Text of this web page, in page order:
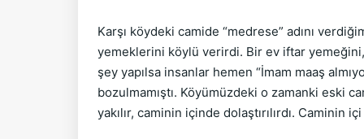
Karşı köydeki camide “medrese” adını
yemeklerini köylü verirdi. Bir ev iftar
şey yapılsa insanlar hemen “İmam maaş
bozulmamıştı. Köyümüzdeki o zamanki eski
yakılır, caminin içinde dolaştırılırdı. Caminin